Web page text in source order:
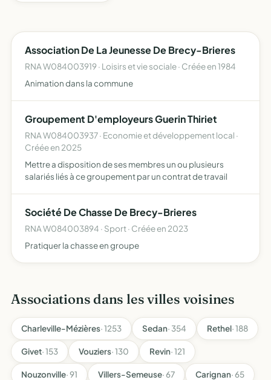
Association De La Jeunesse De Brecy-Brieres
RNA W084003919 · Loisirs et vie sociale · Créée en 1984
Animation dans la commune
Groupement D'employeurs Guerin Thiriet
RNA W084003937 · Economie et développement local ·
Créée en 2025
Mettre a disposition de ses membres un ou plusieurs
salariés liés à ce groupement par un contrat de travail
Société De Chasse De Brecy-Brieres
RNA W084003894 · Sport · Créée en 2023
Pratiquer la chasse en groupe
Associations dans les villes voisines
Charleville-Mézières· 1253 Sedan· 354 Rethel· 188
Givet· 153 Vouziers· 130 Revin· 121
Nouzonville· 91 Villers-Semeuse· 67 Carignan· 65